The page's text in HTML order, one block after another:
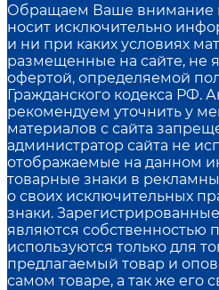
Обращаем Ваше внимание
носит исключительно
и ни при каких условиях
размещенные на сайте, не
офертой, определяемой
Гражданского кодекса РФ.
рекомендуем уточнить у
материалов с сайта
администратор сайта не
отображаемые на данном
товарные знаки в
о своих исключительных
знаки.
являются собственностью
используются только для
предлагаемый товар и
самом товаре, а так же его